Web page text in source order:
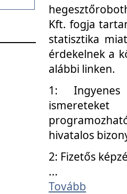
Kft. fogja
statisztika
érdekelnek a
alábbi linken.
1: Ingyenes
hivatalos
2: Fizetős
...
Tovább